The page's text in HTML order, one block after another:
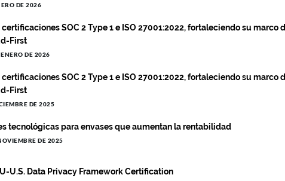
DE 2026
SOC 2 Type 1 e ISO 27001:2022, fortaleciendo su marco
First
DE 2026
SOC 2 Type 1 e ISO 27001:2022, fortaleciendo su marco
First
DE 2025
tecnológicas para envases que aumentan la rentabilidad
DE 2025
U.S. Data Privacy Framework Certification